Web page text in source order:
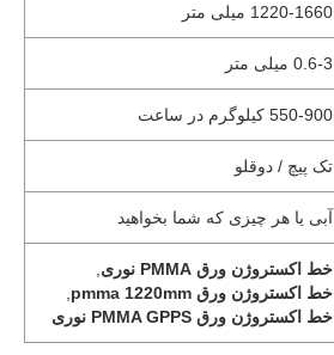
1220-1660 میلی متر
0.6-3 میلی متر
550-900 کیلوگرم در ساعت
تک پیچ / دوقلو
آبی یا هر چیزی که شما بخواهید
خط اکستروژن ورق PMMA نوری
خط اکستروژن ورق pmma 1220mm
خط اکستروژن ورق PMMA GPPS نوری